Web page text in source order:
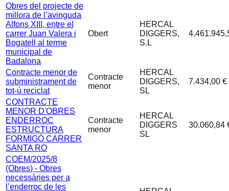
Obres del projecte de
millora de l’avinguda
Alfons XIII, entre el
carrer Juan Valera i
Bogatell al terme
municipal de
Badalona
Obert
HERCAL
DIGGERS,
S.L
Contracte menor de
subministrament de
tot-ú reciclat
Contracte
menor
HERCAL
DIGGERS,
SL
7.434,00 €
CONTRACTE
MENOR D'OBRES
ENDERROC
ESTRUCTURA
FORMIGÓ CARRER
SANTA RO
Contracte
menor
HERCAL
DIGGERS
SL
30.060,84
COEM/2025/8
(Obres) - Obres
necessàries per a
l’enderroc de les